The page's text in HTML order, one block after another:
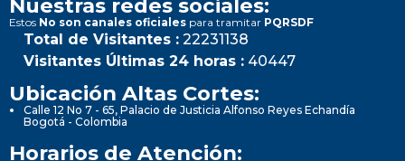
Nuestras redes sociales:
Estos No son canales oficiales para tramitar PQRSDF
Total de Visitantes : 22231138
Visitantes Últimas 24 horas : 40447
Ubicación Altas Cortes:
Calle 12 No 7 - 65, Palacio de Justicia Alfonso Reyes Echandía
Bogotá - Colombia
Horarios de Atención: